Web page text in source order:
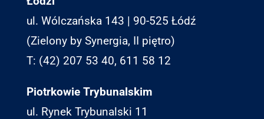
ul. Wólczańska 143 | 90-525 Łódź
(Zielony by Synergia, II piętro)
T: (42) 207 53 40, 611 58 12
Piotrkowie Trybunalskim
ul. Rynek Trybunalski 11